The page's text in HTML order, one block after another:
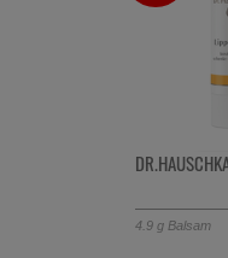
4.9 g Balsam